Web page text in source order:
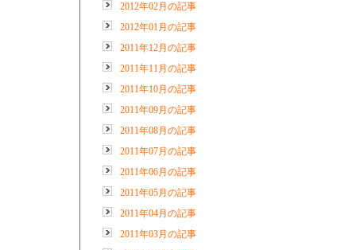
2012年02月の記事
2012年01月の記事
2011年12月の記事
2011年11月の記事
2011年10月の記事
2011年09月の記事
2011年08月の記事
2011年07月の記事
2011年06月の記事
2011年05月の記事
2011年04月の記事
2011年03月の記事